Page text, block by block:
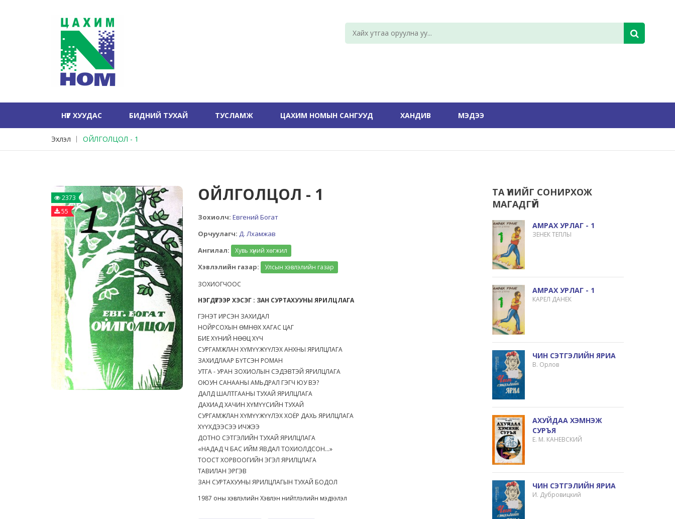
НҮҮР ХУУДАС БИДНИЙ ТУХАЙ ТУСЛАМЖ ЦАХИМ НОМЫН САНГУУД ХАНДИВ МЭДЭЭ
Эхлэл ОЙЛГОЛЦОЛ - 1
2373
55
ОЙЛГОЛЦОЛ - 1
Зохиолч: Евгений Богат
Орчуулагч: Д. Лхамжав
Ангилал:
Хувь хүний хөгжил
Хэвлэлийн газар:
Улсын хэвлэлийн газар
ЗОХИОГЧООС
НЭГДҮГЭЭР ХЭСЭГ : ЗАН СУРТАХУУНЫ ЯРИЛЦЛАГА
ГЭНЭТ ИРСЭН ЗАХИДАЛ
НОЙРСОХЫН ӨМНӨХ ХАГАС ЦАГ
БИЕ ХҮНИЙ НӨӨЦ ХҮЧ
СУРГАМЖЛАН ХҮМҮҮЖҮҮЛЭХ АНХНЫ ЯРИЛЦЛАГА
ЗАХИДЛААР БҮТСЭН РОМАН
УТГА - УРАН ЗОХИОЛЫН СЭДЭВТЭЙ ЯРИЛЦЛАГА
ОЮУН САНААНЫ АМЬДРАЛ ГЭГЧ ЮУ ВЭ?
ДАЛД ШАЛТГААНЫ ТУХАЙ ЯРИЛЦЛАГА
ДАХИАД ХАЧИН ХҮМҮҮСИЙН ТУХАЙ
СУРГАМЖЛАН ХҮМҮҮЖҮҮЛЭХ ХОЁР ДАХЬ ЯРИЛЦЛАГА
ХҮҮХДЭЭСЭЭ ИЧЖЭЭ
ДОТНО СЭТГЭЛИЙН ТУХАЙ ЯРИЛЦЛАГА
«НАДАД Ч БАС ИЙМ ЯВДАЛ ТОХИОЛДСОН...»
ТООСТ ХОРВООГИЙН ЭГЭЛ ЯРИЛЦЛАГА
ТАВИЛАН ЭРГЭВ
ЗАН СУРТАХУУНЫ ЯРИЛЦЛАГЫН ТУХАЙ БОДОЛ
1987 оны хэвлэлийн Хэвлэн нийтлэлийн мэдээлэл
ТА ҮҮНИЙГ СОНИРХОЖ
МАГАДГҮЙ
АМРАХ УРЛАГ - 1
ЗЕНЕК ТЕПЛЫ
АМРАХ УРЛАГ - 1
КАРЕЛ ДАНЕК
ЧИН СЭТГЭЛИЙН ЯРИА
В. Орлов
АХУЙДАА ХЭМНЭЖ
СУРЪЯ
Е. М. КАНЕВСКИЙ
ЧИН СЭТГЭЛИЙН ЯРИА
И. Дубровицкий